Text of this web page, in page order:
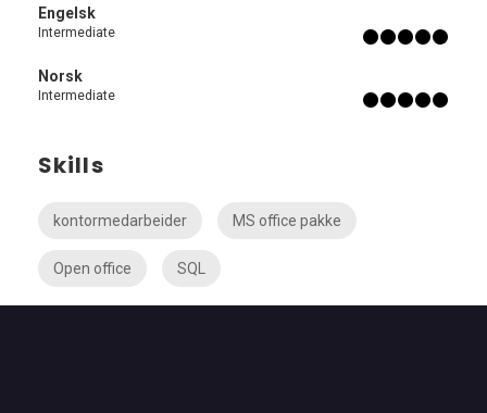
Engelsk
Intermediate
Norsk
Intermediate
Skills
kontormedarbeider MS office pakke
Open office SQL